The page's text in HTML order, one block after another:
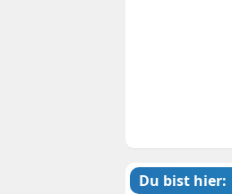
Du bist hier: